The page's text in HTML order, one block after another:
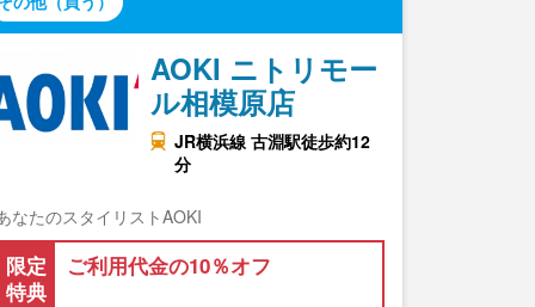
AOKI ニトリモー
ル相模原店
JR横浜線 古淵駅徒歩約12
分
なたのスタイリストAOKI
限定
特典
ご利用代金の10％オフ